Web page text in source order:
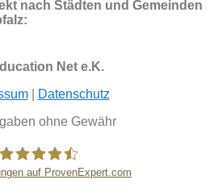
nach Städten und Gemeinden
Net e.K.
|
Datenschutz
ohne Gewähr
auf ProvenExpert.com